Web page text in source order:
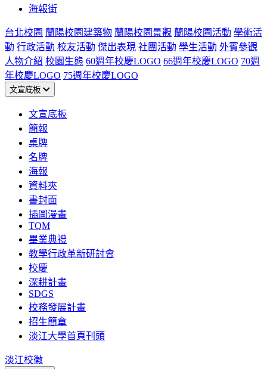
海報街
台北校園 蘭陽校園建築物 蘭陽校園景觀 蘭陽校園活動 學術活
動 行政活動 校友活動 傑出表現 社團活動 學生活動 外賓參觀
人物介紹 校園生態 60週年校慶LOGO 66週年校慶LOGO 70週
年校慶LOGO 75週年校慶LOGO
文宣底板
文宣底板
簡報
桌牌
名牌
海報
資料夾
書封面
插圖漫畫
TQM
畢業典禮
教學行政革新研討會
校慶
深耕計畫
SDGS
校務發展計畫
招生簡章
淡江大學首頁刊頭
淡江校徽